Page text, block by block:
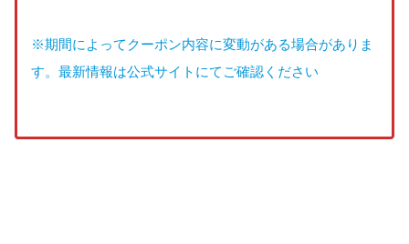
※期間によってクーポン内容に変動がある場合がありま
す。最新情報は公式サイトにてご確認ください